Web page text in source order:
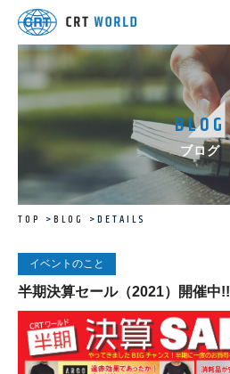
BLOG
ブログ
TOP BLOG DETAILS
イベントのこと
半期決算セール（2021）開催中!!